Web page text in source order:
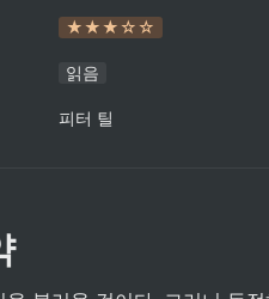
★★★☆☆
읽음
피터 틸